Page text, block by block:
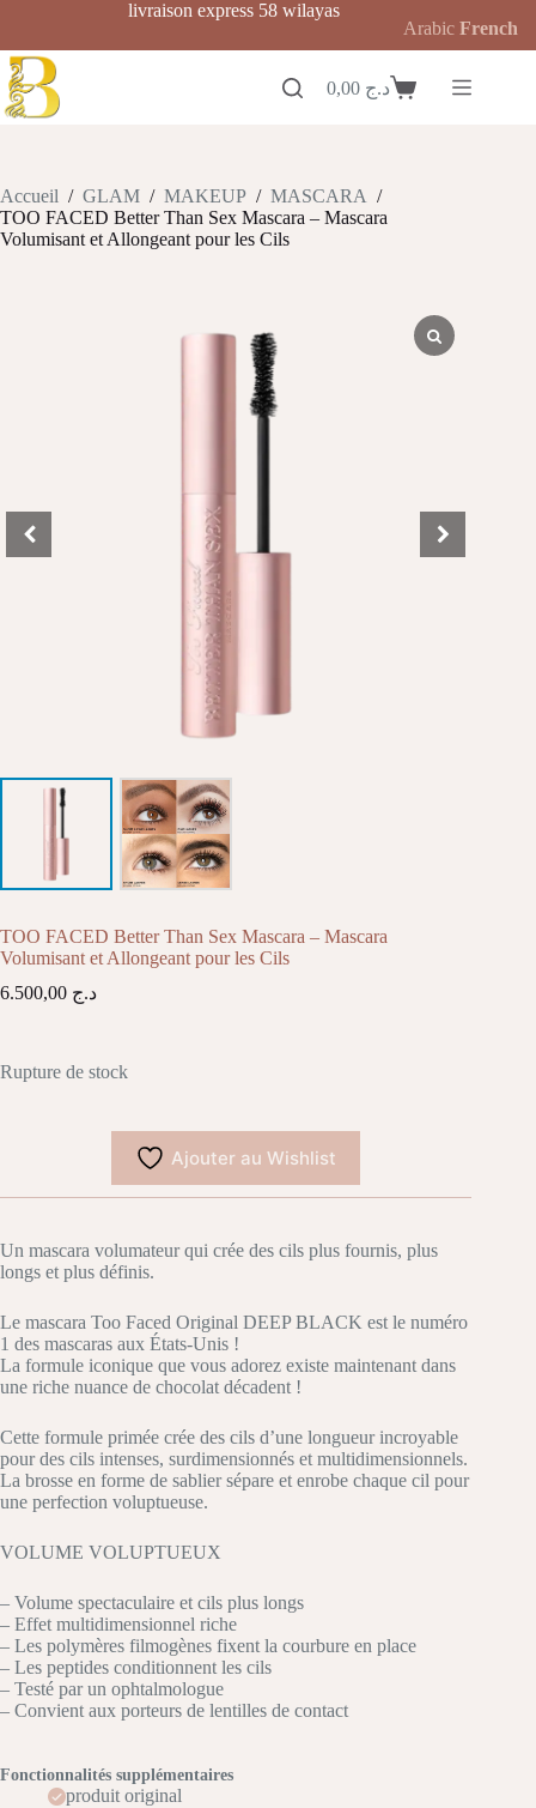
contenu
livraison express 58 wilayas
Panierد.ج
Accueil / GLAM / MAKEUP / MASCARA /
TOO FACED Better Than Sex Mascara – Mascara
Volumisant et Allongeant pour les Cils
TOO FACED Better Than Sex Mascara – Mascara
Volumisant et Allongeant pour les Cils
د.ج
Rupture de stock
Ajouter au Wishlist
Un mascara volumateur qui crée des cils plus fournis, plus
longs et plus définis.
Le mascara Too Faced Original DEEP BLACK est le numéro
1 des mascaras aux États-Unis !
La formule iconique que vous adorez existe maintenant dans
une riche nuance de chocolat décadent !
Cette formule primée crée des cils d’une longueur incroyable
pour des cils intenses, surdimensionnés et multidimensionnels.
La brosse en forme de sablier sépare et enrobe chaque cil pour
une perfection voluptueuse.
VOLUME VOLUPTUEUX
– Volume spectaculaire et cils plus longs
– Effet multidimensionnel riche
– Les polymères filmogènes fixent la courbure en place
– Les peptides conditionnent les cils
– Testé par un ophtalmologue
– Convient aux porteurs de lentilles de contact
Fonctionnalités supplémentaires
produit original
Arabic French